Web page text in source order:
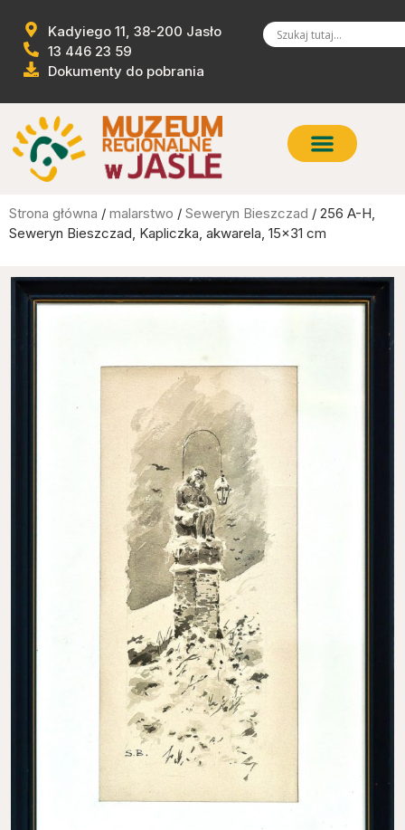
Kadyiego 11, 38-200 Jasło
13 446 23 59
Dokumenty do pobrania
Strona główna / malarstwo / Seweryn Bieszczad / 256 A-H,
Seweryn Bieszczad, Kapliczka, akwarela, 15×31 cm